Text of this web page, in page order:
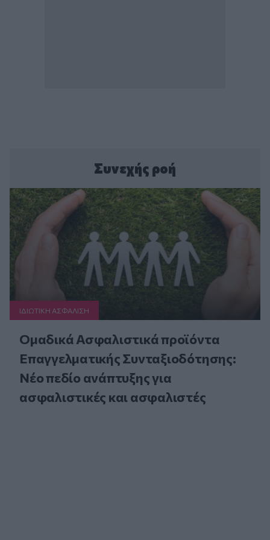
Συνεχής ροή
ΙΔΙΩΤΙΚΗ ΑΣΦAΛΙΣΗ
Ομαδικά Ασφαλιστικά προϊόντα
Επαγγελματικής Συνταξιοδότησης:
Νέο πεδίο ανάπτυξης για
ασφαλιστικές και ασφαλιστές